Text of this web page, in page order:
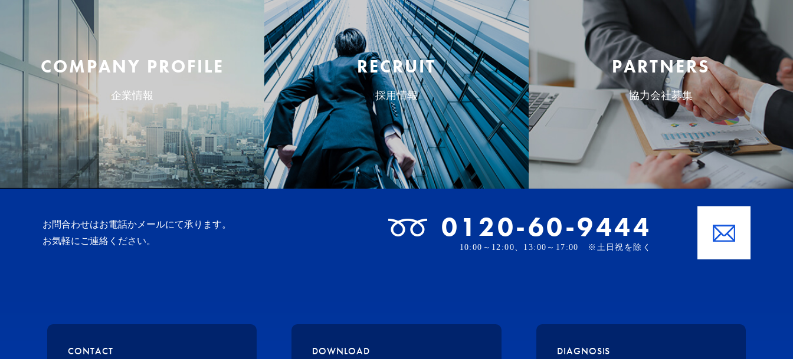
COMPANY PROFILE
企業情報
RECRUIT
採用情報
PARTNERS
協力会社募集
お問合わせはお電話かメールにて承ります。
お気軽にご連絡ください。
0120-60-9444
10:00～12:00、13:00～17:00 ※土日祝を除く
CONTACT DOWNLOAD DIAGNOSIS